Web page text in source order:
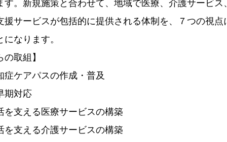
す。新規施策と合わせて、地域で医療、介護サービス
援サービスが包括的に提供される体制を、７つの視点
なります。
取組】
症ケアパスの作成・普及
期対応
を支える医療サービスの構築
を支える介護サービスの構築